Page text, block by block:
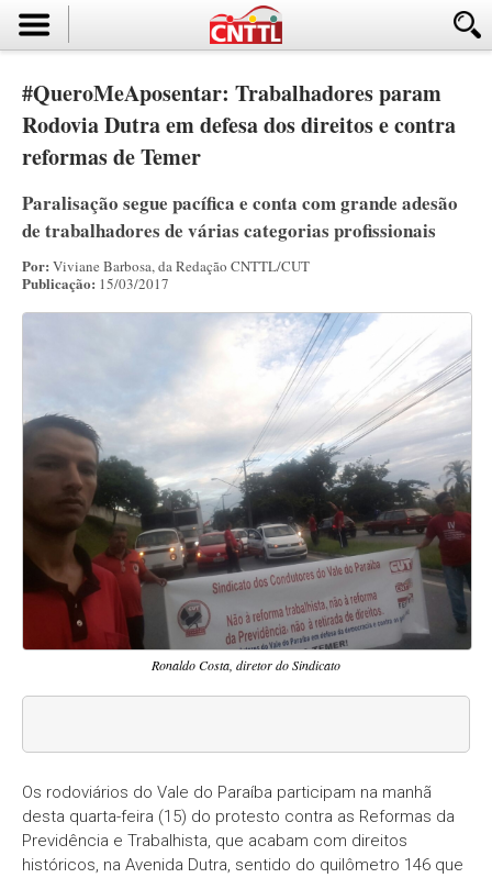
#QueroMeAposentar: Trabalhadores param
Rodovia Dutra em defesa dos direitos e contra
reformas de Temer
Paralisação segue pacífica e conta com grande adesão
de trabalhadores de várias categorias profissionais
Por: Viviane Barbosa, da Redação CNTTL/CUT
Publicação: 15/03/2017
Ronaldo Costa, diretor do Sindicato
Os rodoviários do Vale do Paraíba participam na manhã
desta quarta-feira (15) do protesto contra as Reformas da
Previdência e Trabalhista, que acabam com direitos
históricos, na Avenida Dutra, sentido do quilômetro 146 que